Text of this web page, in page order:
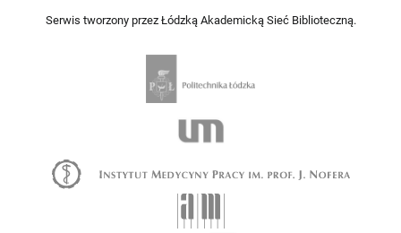
Serwis tworzony przez Łódzką Akademicką Sieć Biblioteczną.